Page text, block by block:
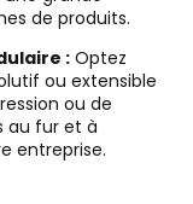
de produits.
:Optez
ou extensible
ou de
au fur et à
entreprise.